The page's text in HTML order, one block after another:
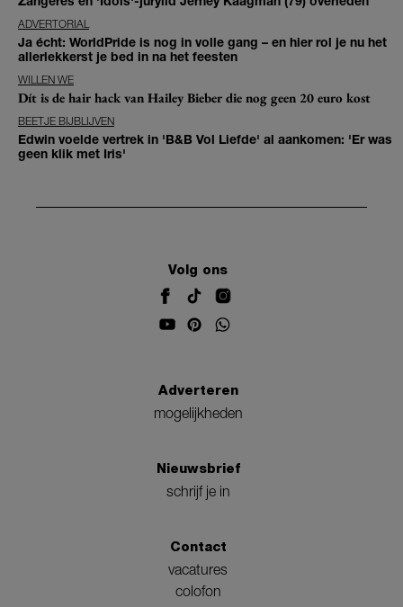
ADVERTORIAL
Ja écht: WorldPride is nog in volle gang – en hier rol je nu het
allerlekkerst je bed in na het feesten
WILLEN WE
Dít is de hair hack van Hailey Bieber die nog geen 20 euro kost
BEETJE BIJBLIJVEN
Edwin voelde vertrek in 'B&B Vol Liefde' al aankomen: 'Er was
geen klik met Iris'
Volg ons
Adverteren
mogelijkheden
Nieuwsbrief
schrijf je in
Contact
vacatures
colofon